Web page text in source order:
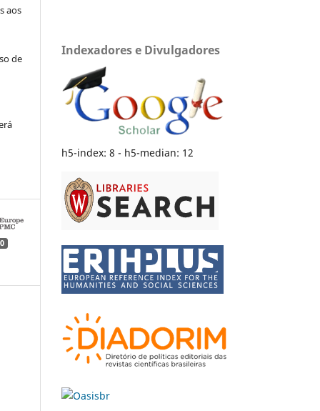
aos
de
0
Indexadores e Divulgadores
h5-index: 8 - h5-median: 12